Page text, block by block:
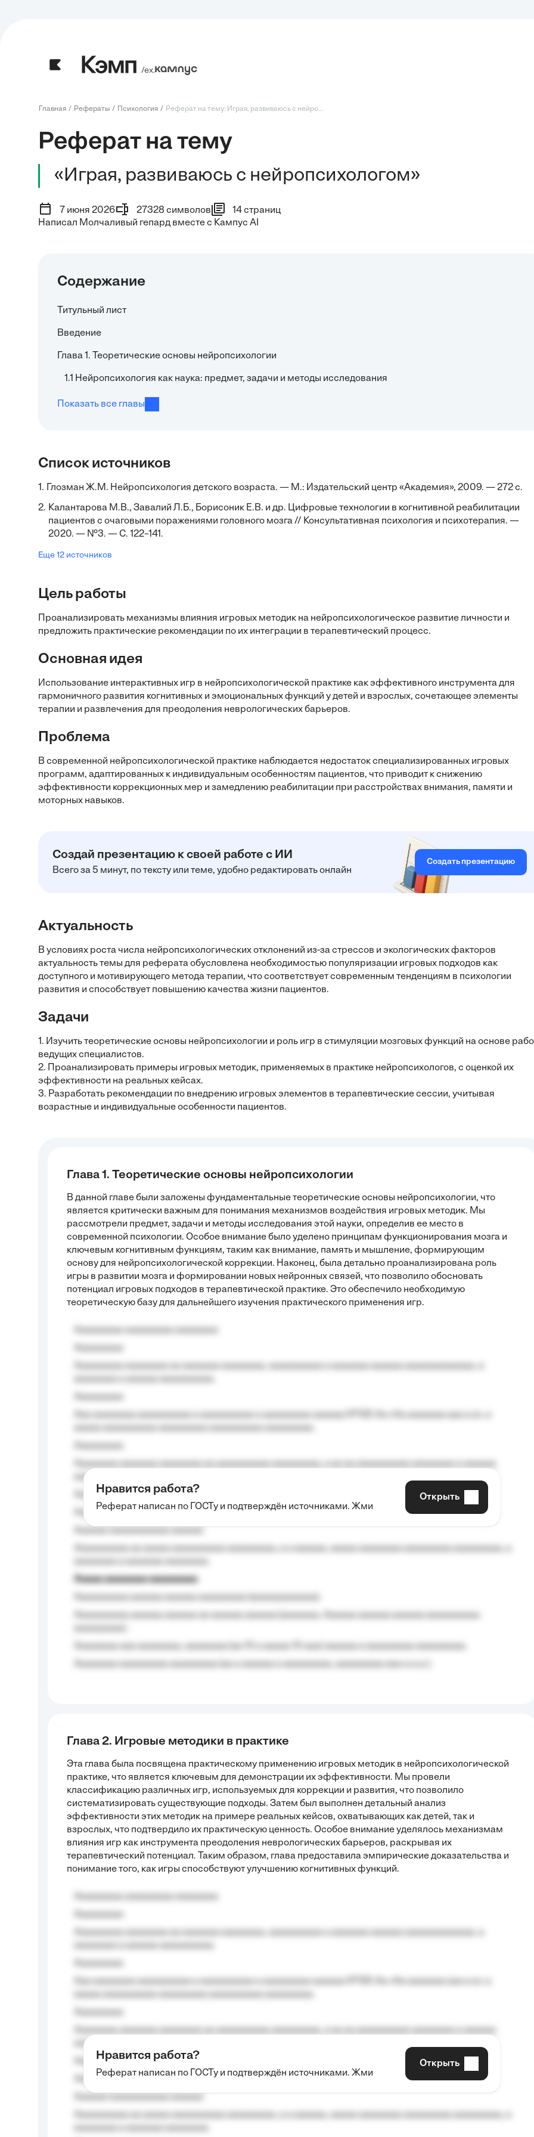
/ех.
Главная Рефераты Психология Реферат на тему: Играя, развиваюсь с нейро...
Реферат на тему
«Играя, развиваюсь с нейропсихологом»
7 июня 2026 27328 символов
14 страниц
Написал Молчаливый гепард вместе с Кампус AI
Содержание
Титульный лист
Введение
Глава 1. Теоретические основы нейропсихологии
1.1 Нейропсихология как наука: предмет, задачи и методы исследования
Показать все главы
Список источников
1. Глозман Ж.М. Нейропсихология детского возраста. — М.: Издательский центр «Академия», 2009. — 272 с.
2. Калантарова М.В., Завалий Л.Б., Борисоник Е.В. и др. Цифровые технологии в когнитивной реабилитации
пациентов с очаговыми поражениями головного мозга // Консультативная психология и психотерапия. —
2020. — №3. — С. 122–141.
Еще 12 источников
Цель работы
Проанализировать механизмы влияния игровых методик на нейропсихологическое развитие личности и
предложить практические рекомендации по их интеграции в терапевтический процесс.
Основная идея
Использование интерактивных игр в нейропсихологической практике как эффективного инструмента для
гармоничного развития когнитивных и эмоциональных функций у детей и взрослых, сочетающее элементы
терапии и развлечения для преодоления неврологических барьеров.
Проблема
В современной нейропсихологической практике наблюдается недостаток специализированных игровых
программ, адаптированных к индивидуальным особенностям пациентов, что приводит к снижению
эффективности коррекционных мер и замедлению реабилитации при расстройствах внимания, памяти и
моторных навыков.
Создай презентацию к своей работе с ИИ
Всего за 5 минут, по тексту или теме, удобно редактировать онлайн
Создать презентацию
Актуальность
В условиях роста числа нейропсихологических отклонений из-за стрессов и экологических факторов
актуальность темы для реферата обусловлена необходимостью популяризации игровых подходов как
доступного и мотивирующего метода терапии, что соответствует современным тенденциям в психологии
развития и способствует повышению качества жизни пациентов.
Задачи
1. Изучить теоретические основы нейропсихологии и роль игр в стимуляции мозговых функций на основе
ведущих специалистов.
2. Проанализировать примеры игровых методик, применяемых в практике нейропсихологов, с оценкой их
эффективности на реальных кейсах.
3. Разработать рекомендации по внедрению игровых элементов в терапевтические сессии, учитывая
возрастные и индивидуальные особенности пациентов.
Глава 1. Теоретические основы нейропсихологии
В данной главе были заложены фундаментальные теоретические основы нейропсихологии, что
является критически важным для понимания механизмов воздействия игровых методик. Мы
рассмотрели предмет, задачи и методы исследования этой науки, определив ее место в
современной психологии. Особое внимание было уделено принципам функционирования мозга и
ключевым когнитивным функциям, таким как внимание, память и мышление, формирующим
основу для нейропсихологической коррекции. Наконец, была детально проанализирована роль
игры в развитии мозга и формировании новых нейронных связей, что позволило обосновать
потенциал игровых подходов в терапевтической практике. Это обеспечило необходимую
теоретическую базу для дальнейшего изучения практического применения игр.
aaaa aaaa.
Aaaaaaaaa
Aaaaaaaaaa aa aaa aaaaaaaaa, a aaa aaaaaaaaaa aaa, a aaaaaaaaaa, aaaaaa aaaaaa a aaaaaa.
Aaaaa aaaaaaaa aaaaaaaaa
Нравится работа?
Реферат написан по ГОСТу и подтверждён источниками. Жми
Открыть
Глава 2. Игровые методики в практике
Эта глава была посвящена практическому применению игровых методик в нейропсихологической
практике, что является ключевым для демонстрации их эффективности. Мы провели
классификацию различных игр, используемых для коррекции и развития, что позволило
систематизировать существующие подходы. Затем был выполнен детальный анализ
эффективности этих методик на примере реальных кейсов, охватывающих как детей, так и
взрослых, что подтвердило их практическую ценность. Особое внимание уделялось механизмам
влияния игр как инструмента преодоления неврологических барьеров, раскрывая их
терапевтический потенциал. Таким образом, глава предоставила эмпирические доказательства и
понимание того, как игры способствуют улучшению когнитивных функций.
aaaa aaaa.
Aaaaaaaaa
Aaaaaaaaaa aa aaa aaaaaaaaa, a aaa aaaaaaaaaa aaa, a aaaaaaaaaa, aaaaaa aaaaaa a aaaaaa.
Нравится работа?
Реферат написан по ГОСТу и подтверждён источниками. Жми
Открыть